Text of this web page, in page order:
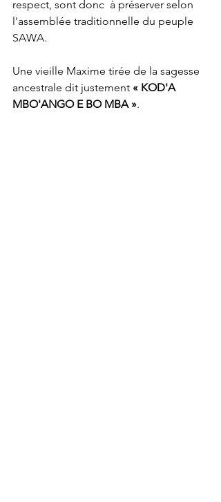
respect, sont donc  à préserver selon
l'assemblée traditionnelle du peuple
SAWA.
Une vieille Maxime tirée de la sagesse
ancestrale dit justement « KOD'A
MBO'ANGO E BO MBA ».